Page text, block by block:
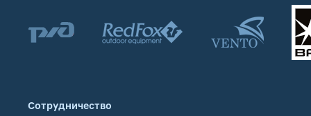
Сотрудничество